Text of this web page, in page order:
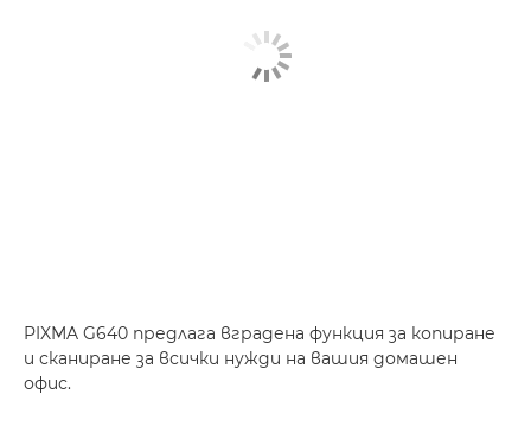
PIXMA G640 предлага вградена функция за копиране
и сканиране за всички нужди на вашия домашен
офис.